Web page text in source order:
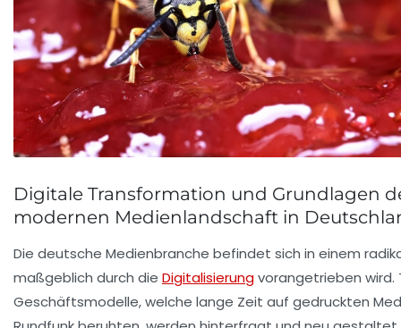
Digitale Transformation und Grundlagen
modernen Medienlandschaft in
Die deutsche Medienbranche befindet sich in einem
maßgeblich durch die Digitalisierungvorangetrieben wird.
Geschäftsmodelle, welche lange Zeit auf gedruckten